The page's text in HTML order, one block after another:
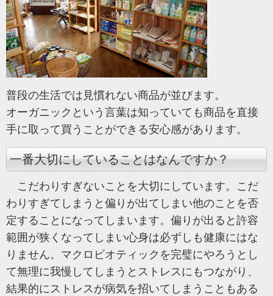
普段の生活では見慣れない商品が並びます。
オーガニックという言葉は知っていても商品を直接
手に取って買うことができる安心感があります。
一番大切にしていることはなんですか？
こだわりすぎないことを大切にしています。こだ
わりすぎてしまうと偏りが出てしまい他のことを否
定することになってしまいます。偏りが出ると許容
範囲が狭くなってしまい心身は必ずしも健康にはな
りません。マクロビオティックを完璧にやろうとし
て無理に我慢してしまうとストレスにもつながり、
結果的にストレスが病気を招いてしまうこともある